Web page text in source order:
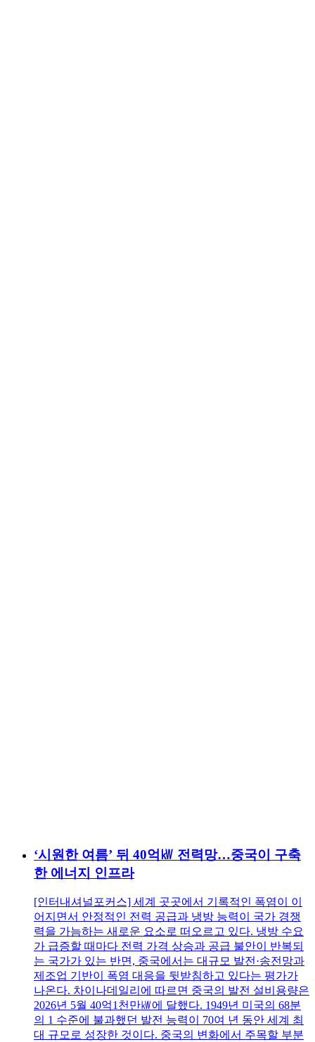
‘시원한 여름’ 뒤 40억㎾ 전력망…중국이 구축
한 에너지 인프라
[인터내셔널포커스] 세계 곳곳에서 기록적인 폭염이 이
어지면서 안정적인 전력 공급과 냉방 능력이 국가 경쟁
력을 가늠하는 새로운 요소로 떠오르고 있다. 냉방 수요
가 급증할 때마다 전력 가격 상승과 공급 불안이 반복되
는 국가가 있는 반면, 중국에서는 대규모 발전·송전망과
제조업 기반이 폭염 대응을 뒷받침하고 있다는 평가가
나온다. 차이나데일리에 따르면 중국의 발전 설비용량은
2026년 5월 40억1천만㎾에 달했다. 1949년 미국의 68분
의 1 수준에 불과했던 발전 능력이 70여 년 동안 세계 최
대 규모로 성장한 것이다. 중국의 변화에서 주목할 부분